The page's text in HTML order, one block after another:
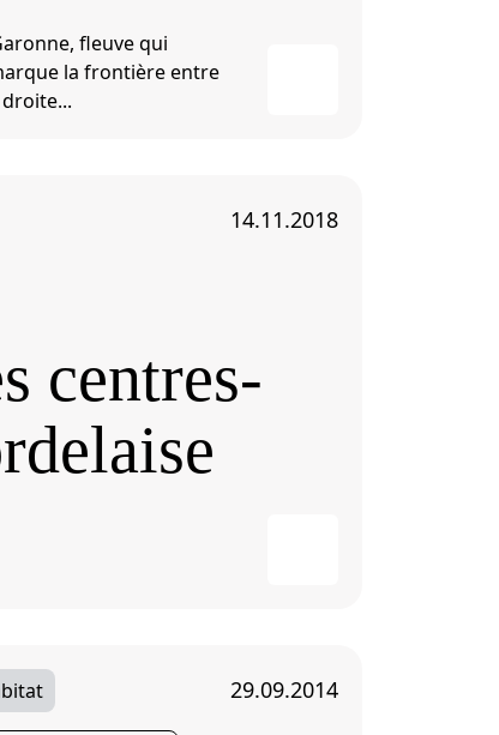
fleuve qui
la frontière entre
14.11.2018
centres-
29.09.2014